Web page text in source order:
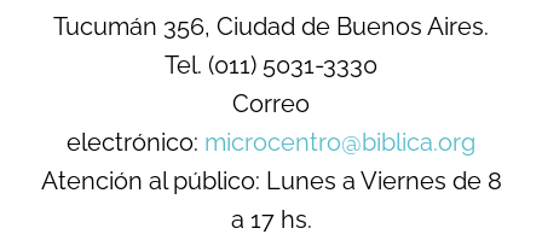
Tucumán 356, Ciudad de Buenos Aires.
Tel. (011) 5031-3330
Correo
electrónico: microcentro@biblica.org
Atención al público: Lunes a Viernes de 8
a 17 hs.